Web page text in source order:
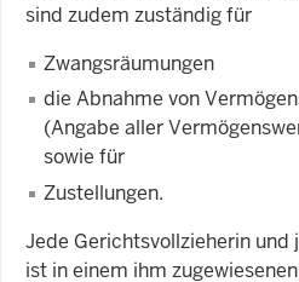
sind zudem zuständig für
Zwangsräumungen
die Abnahme von
(Angabe aller
sowie für
Zustellungen.
Jede Gerichtsvollzieherin
ist in einem ihm